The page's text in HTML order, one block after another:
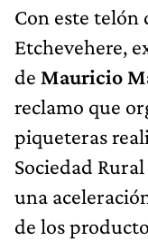
Con este telón
Etchevehere,
de Mauricio
reclamo que
piqueteras
Sociedad
una
de los